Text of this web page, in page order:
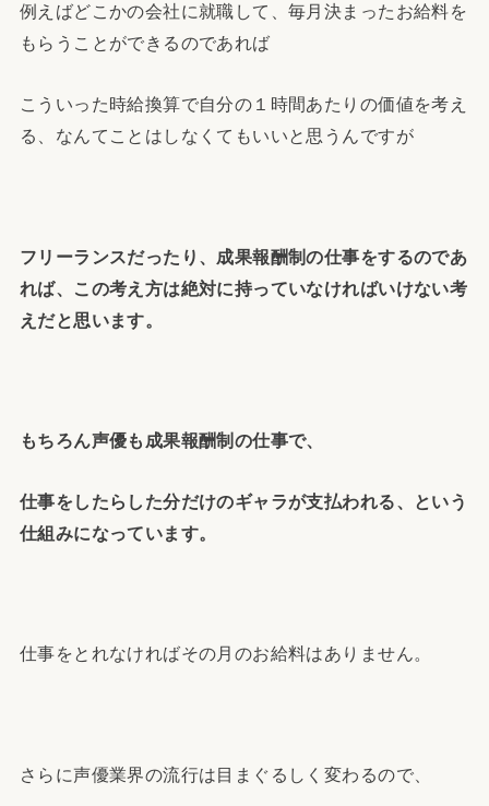
例えばどこかの会社に就職して、毎月決まったお給料を
もらうことができるのであれば
こういった時給換算で自分の１時間あたりの価値を考え
る、なんてことはしなくてもいいと思うんですが
フリーランスだったり、成果報酬制の仕事をするのであ
れば、この考え方は絶対に持っていなければいけない考
えだと思います。
もちろん声優も成果報酬制の仕事で、
仕事をしたらした分だけのギャラが支払われる、という
仕組みになっています。
仕事をとれなければその月のお給料はありません。
さらに声優業界の流行は目まぐるしく変わるので、